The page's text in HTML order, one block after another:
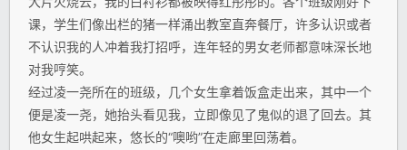
课，学生们像出栏的猪一样涌出教室直奔餐厅，许多认识或者
不认识我的人冲着我打招呼，连年轻的男女老师都意味深长地
对我哼笑。
经过凌一尧所在的班级，几个女生拿着饭盒走出来，其中一个
便是凌一尧，她抬头看见我，立即像见了鬼似的退了回去。其
他女生起哄起来，悠长的“噢哟”在走廊里回荡着。